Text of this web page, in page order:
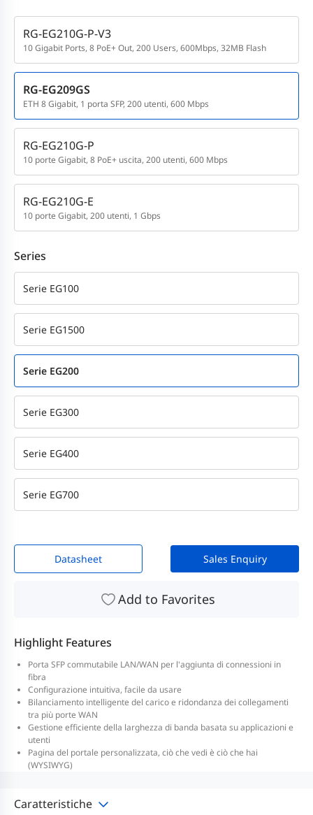
RG-EG210G-P-V3
10 Gigabit Ports, 8 PoE+ Out, 200 Users, 600Mbps, 32MB Flash
RG-EG209GS
ETH 8 Gigabit, 1 porta SFP, 200 utenti, 600 Mbps
RG-EG210G-P
10 porte Gigabit, 8 PoE+ uscita, 200 utenti, 600 Mbps
RG-EG210G-E
10 porte Gigabit, 200 utenti, 1 Gbps
Series
Serie EG100
Serie EG1500
Serie EG200
Serie EG300
Serie EG400
Serie EG700
Datasheet Sales Enquiry
Add to Favorites
Highlight Features
Porta SFP commutabile LAN/WAN per l'aggiunta di connessioni in
fibra
Configurazione intuitiva, facile da usare
Bilanciamento intelligente del carico e ridondanza dei collegamenti
tra più porte WAN
Gestione efficiente della larghezza di banda basata su applicazioni e
utenti
Pagina del portale personalizzata, ciò che vedi è ciò che hai
(WYSIWYG)
Caratteristiche